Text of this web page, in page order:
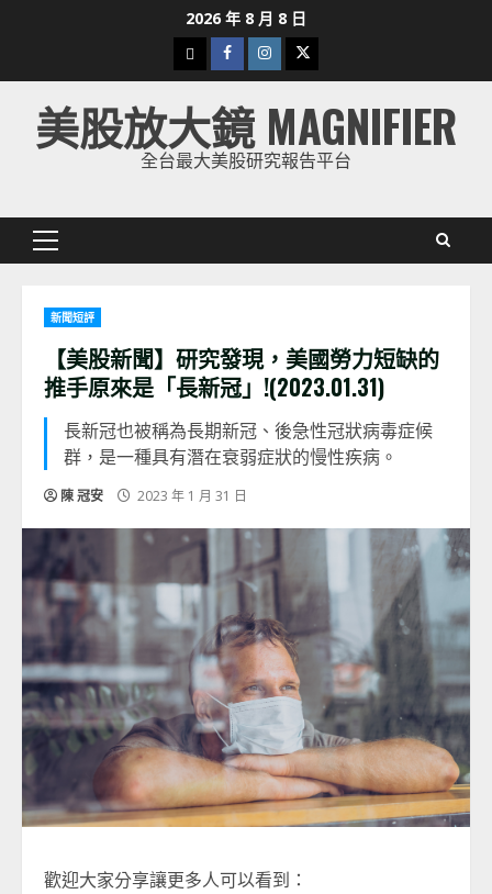
2026 年 8 月 8 日
下
載
美
股
Facebook
Instagram
Twitter
美股放大鏡 MAGNIFIER
全台最大美股研究報告平台
Primary
新聞短評
【美股新聞】研究發現，美國勞力短缺的
推手原來是「長新冠」!(2023.01.31)
長新冠也被稱為長期新冠、後急性冠狀病毒症候
群，是一種具有潛在衰弱症狀的慢性疾病。
陳 冠安 2023 年 1 月 31 日
歡迎大家分享讓更多人可以看到：